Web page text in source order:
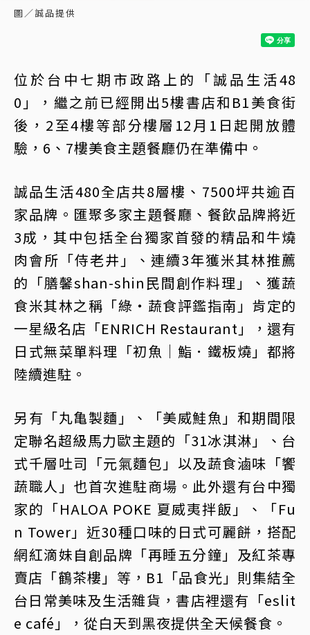
圖／誠品提供
位於台中七期市政路上的「誠品生活48
0」，繼之前已經開出5樓書店和B1美食街
後，2至4樓等部分樓層12月1日起開放體
驗，6、7樓美食主題餐廳仍在準備中。
誠品生活480全店共8層樓、7500坪共逾百
家品牌。匯聚多家主題餐廳、餐飲品牌將近
3成，其中包括全台獨家首發的精品和牛燒
肉會所「侍老井」、連續3年獲米其林推薦
的「膳馨shan-shin民間創作料理」、獲蔬
食米其林之稱「綠・蔬食評鑑指南」肯定的
一星級名店「ENRICH Restaurant」，還有
日式無菜單料理「初魚│鮨．鐵板燒」都將
陸續進駐。
另有「丸亀製麵」、「美威鮭魚」和期間限
定聯名超級馬力歐主題的「31冰淇淋」、台
式千層吐司「元氣麵包」以及蔬食滷味「饗
蔬職人」也首次進駐商場。此外還有台中獨
家的「HALOA POKE 夏威夷拌飯」、「Fu
n Tower」近30種口味的日式可麗餅，搭配
網紅滴妹自創品牌「再睡五分鐘」及紅茶專
賣店「鶴茶樓」等，B1「品食光」則集結全
台日常美味及生活雜貨，書店裡還有「eslit
e café」，從白天到黑夜提供全天候餐食。